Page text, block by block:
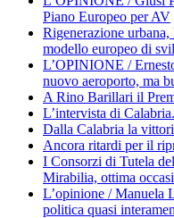
Piano Europeo per AV
Rigenerazione
modello europeo di
L’OPINIONE /
nuovo aeroporto, ma
A Rino Barillari il
L’intervista di
Dalla Calabria la
Ancora ritardi per il
I Consorzi di Tutela
Mirabilia, ottima
L’opinione / Manuela
politica quasi